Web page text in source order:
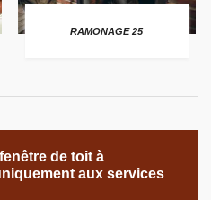
RAMONAGE 25
de toit à
aux services